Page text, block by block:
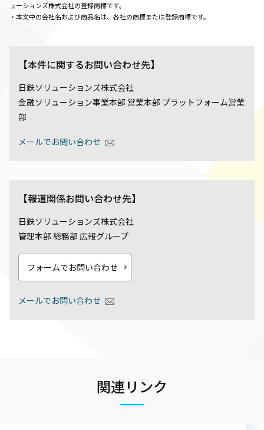
ューションズ株式会社の登録商標です。
・本文中の会社名および商品名は、各社の商標または登録商標です。
【本件に関するお問い合わせ先】
日鉄ソリューションズ株式会社
金融ソリューション事業本部 営業本部 プラットフォーム営業
部
メールでお問い合わせ
【報道関係お問い合わせ先】
日鉄ソリューションズ株式会社
管理本部 総務部 広報グループ
フォームでお問い合わせ
メールでお問い合わせ
関連リンク